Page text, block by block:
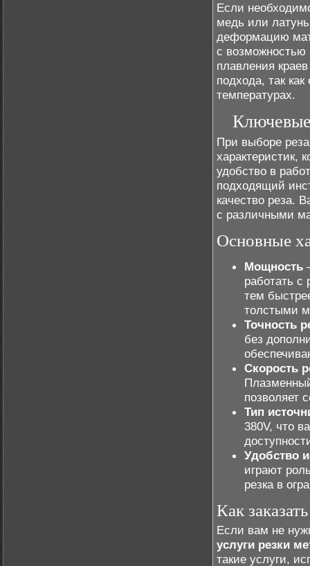
Если
медь или
деформацию
с возможностью
плавления
подхода, так
температурах.
Ключевые
При выборе
характеристик,
удобство в
подходящий
качество реза.
с различными
Основные
Мощность
работать
тем
толстыми
Точность
без
Скорость
позволяет
Тип
380V, что
Удобство
играют
резка в
Как
Если вам не
услуги резки
такие услуги,